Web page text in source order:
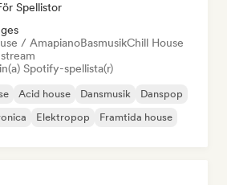
Spellistor
/ AmapianoBasmusikChill House
Spotify-spellista(r)
Acid house Dansmusik
Danspop
Elektropop Framtida house